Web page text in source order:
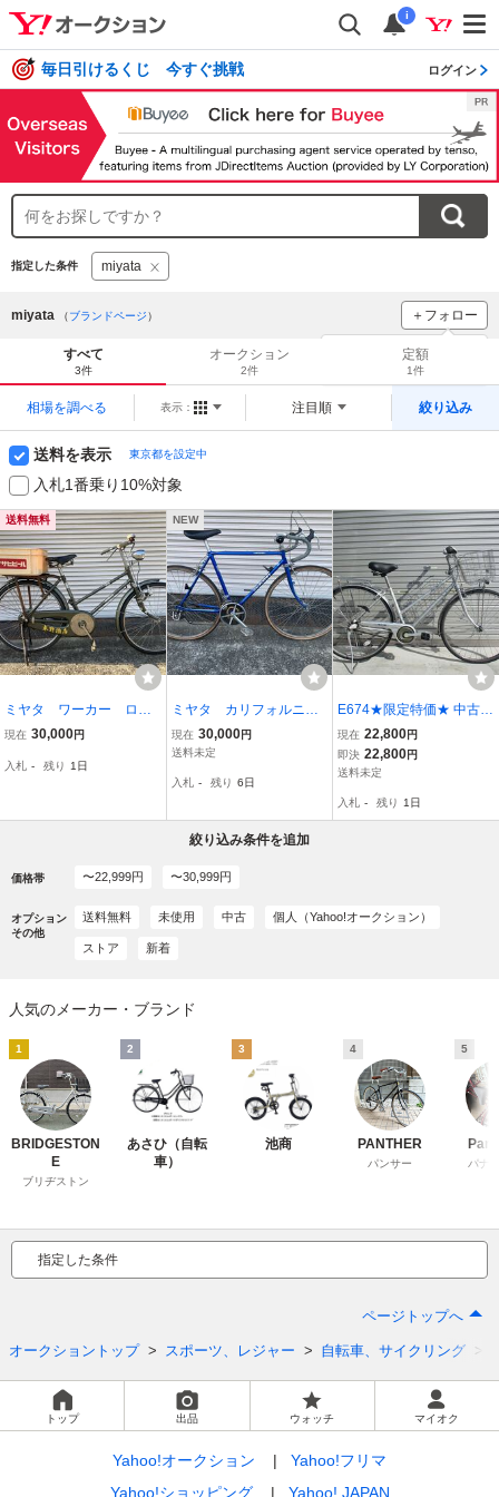
i
毎日引けるくじ 今すぐ挑戦 ログイン
指定した条件 miyata
miyata （ブランドページ） ＋フォロー
ブランドをフォロー
をチェック！
すべて
3件
オークション
2件
定額
1件
相場を調べる 表示： 注目順 絞り込み
送料を表示 東京都を設定中
入札1番乗り10%対象
送料無料
ミヤタ ワーカー ロッ
ド自転車 昭和レトロ 実用
限定
現在 30,000円
入札 - 残り 1日
NEW
ミヤタ カリフォルニ
ア ビンテージ クロモ
リ 引き取り限定 27イ
現在 30,000円
送料未定
入札 - 残り 6日
E674★限定特価★ 中古自
転車 【 27インチ シテ
ィ ミヤタ CBCLUB
シルバー ベルト】 入札
^*)
現在 22,800円
即決 22,800円
送料未定
入札 - 残り 1日
絞り込み条件を追加
価格帯 〜22,999円 〜30,999円
オプション
その他
送料無料 未使用 中古 個人（Yahoo!オークション）
ストア 新着
人気のメーカー・ブランド
1
BRIDGESTON
E
ブリヂストン
2
あさひ（自転
車）
3
池商
4
PANTHER
パンサー
5
パナ
指定した条件
ページトップへ
オークショントップ スポーツ、レジャー 自転車、サイクリング
トップ 出品 ウォッチ マイオク
Yahoo!オークション
Yahoo!フリマ
Yahoo!ショッピング
Yahoo! JAPAN